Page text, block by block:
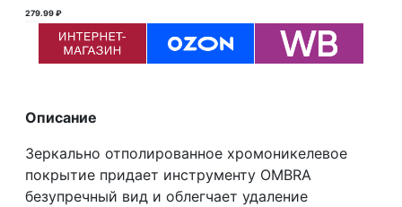
279.99 ₽
Описание
Зеркально отполированное хромоникелевое
покрытие придает инструменту OMBRA
безупречный вид и облегчает удаление